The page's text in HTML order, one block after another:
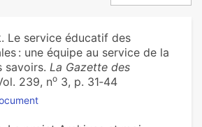
Le service éducatif des
: une équipe au service de la
savoirs. La Gazette des
239, no 3, p. 31‑44